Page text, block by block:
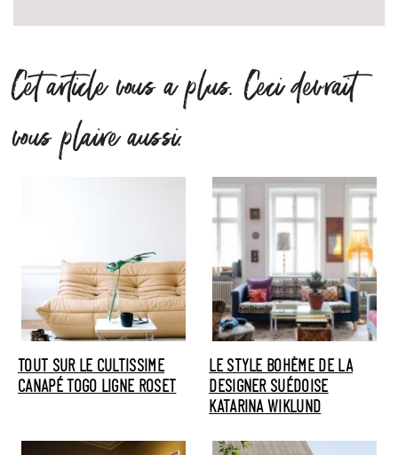
Cet article vous a plus. Ceci devrait
vous plaire aussi.
TOUT SUR LE CULTISSIME
CANAPÉ TOGO LIGNE ROSET
LE STYLE BOHÈME DE LA
DESIGNER SUÉDOISE
KATARINA WIKLUND